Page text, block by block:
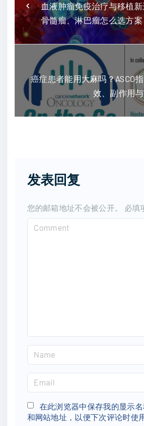
血液肿瘤免疫治疗与移植新
骨髓瘤、淋巴瘤怎么选方案
癌症患者能用大麻吗？ASCO
效、副作用
发表回复
您的邮箱地址不会被公开。 必填
a
e
*
m
a
i
在此浏览器中保存我的显示
和网站地址，以便下次评论时使用